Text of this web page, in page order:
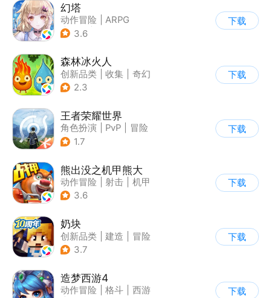
幻塔
动作冒险
ARPG
| 奇幻
3.6
下载
森林冰火人
创新品类 收集
奇幻
| 儿童游戏
2.3
下载
王者荣耀世界
角色扮演 PvP
冒险
| 开放世界
1.7
下载
熊出没之机甲熊大
动作冒险 射击
机甲
| 熊出没
3.6
下载
奶块
创新品类 建造
冒险
| 开放世界
3.7
下载
造梦西游4
动作冒险 格斗
西游
下载